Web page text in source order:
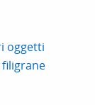
oggetti